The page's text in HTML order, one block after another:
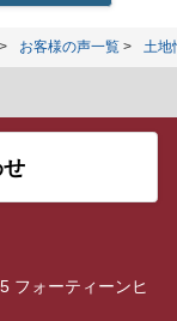
お客様の声一覧 土地
フォーティーンヒ